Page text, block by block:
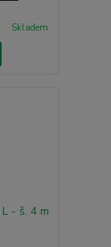
Skladem